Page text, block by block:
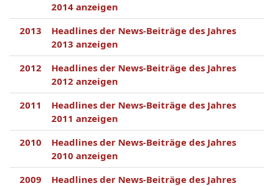
2014 anzeigen
2013
Headlines der News-Beiträge des Jahres
2013 anzeigen
2012
Headlines der News-Beiträge des Jahres
2012 anzeigen
2011
Headlines der News-Beiträge des Jahres
2011 anzeigen
2010
Headlines der News-Beiträge des Jahres
2010 anzeigen
2009
Headlines der News-Beiträge des Jahres